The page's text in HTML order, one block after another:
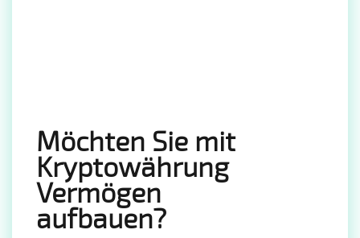
Möchten Sie mit
Kryptowährung
Vermögen
aufbauen?